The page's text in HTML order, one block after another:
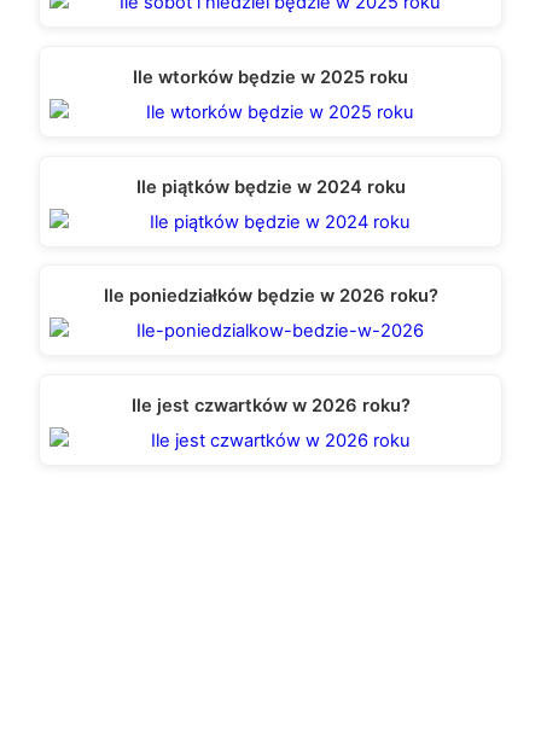
Ile wtorków będzie w 2025 roku
Ile piątków będzie w 2024 roku
Ile poniedziałków będzie w 2026 roku?
Ile jest czwartków w 2026 roku?